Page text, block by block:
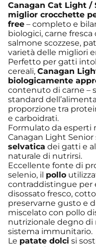
Canagan Cat Light /
miglior crocchette
free – completo e
biologici, carne
salmone scozzese,
varietà delle migliori
Perfetto per gatti
cereali, Canagan
biologicamente
contenuto di carne –
standard
proporzione tra
e carboidrati.
Formulato da esperti
Canagan Light Senior
selvatica dei gatti e
naturale di nutrirsi.
Eccellente fonte di
selenio, il pollo
contraddistingue per
disossato fresco,
preservarne gusto e
miscelato con pollo
nutrizionale degno di
sistema immunitario.
Le patate dolci si